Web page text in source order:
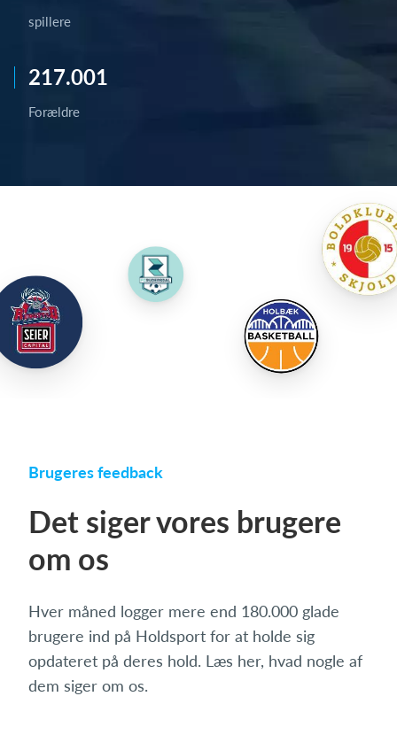
spillere
217.001
Forældre
Brugeres feedback
Det siger vores brugere
om os
Hver måned logger mere end 180.000 glade
brugere ind på Holdsport for at holde sig
opdateret på deres hold. Læs her, hvad nogle af
dem siger om os.